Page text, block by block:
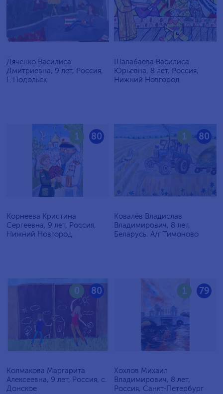
Дяченко Василиса
Дмитриевна, 9 лет, Россия,
Г. Подольск
Шалабаева Василиса
Юрьевна, 8 лет, Россия,
Нижний Новгород
80
1
Корнеева Кристина
Сергеевна, 9 лет, Россия,
Нижний Новгород
80
1
Ковалёв Владислав
Владимирович, 8 лет,
Беларусь, А/г Тимоново
80
0
Колмакова Маргарита
Алексеевна, 9 лет, Россия, с.
Донское
79
1
Хохлов Михаил
Владимирович, 8 лет,
Россия, Санкт-Петербург